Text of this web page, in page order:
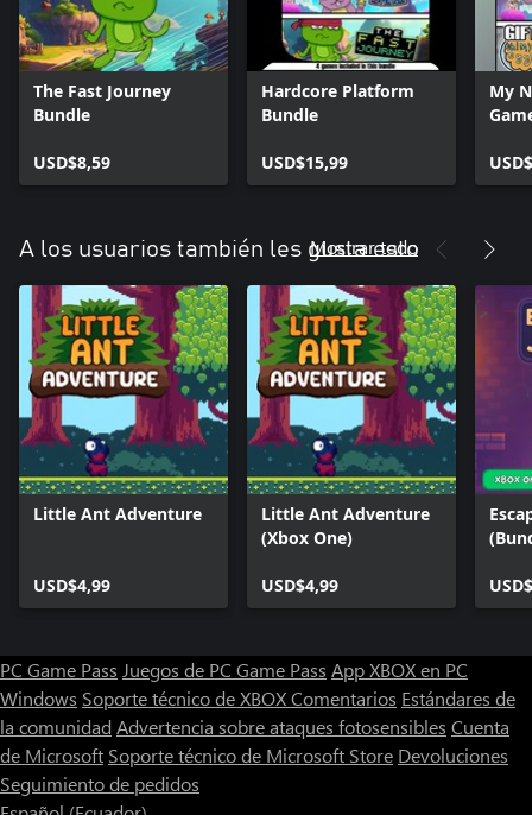
The Fast Journey
Bundle
USD$8,59
Hardcore Platform
Bundle
USD$15,99
My
A los usuarios también les gusta esto
Mostrar todo
Little Ant Adventure
USD$4,99
Little Ant Adventure
(Xbox One)
USD$4,99
PC Game Pass Juegos de PC Game Pass App XBOX en PC
Windows Soporte técnico de XBOXComentarios Estándares de
la comunidad Advertencia sobre ataques fotosensibles Cuenta
de Microsoft Soporte técnico de Microsoft Store Devoluciones
Seguimiento de pedidos